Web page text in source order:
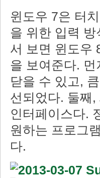
윈도우 7은 터
을 위한 입력
서 보면 윈도우
을 보여준다.
닫을 수 있고,
선되었다. 둘째
인터페이스다.
원하는 프로그
다.